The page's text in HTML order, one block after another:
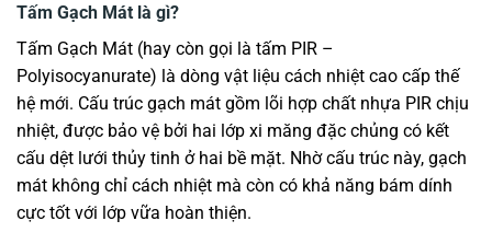
Tấm Gạch Mát là gì?
Tấm Gạch Mát (hay còn gọi là tấm PIR –
Polyisocyanurate) là dòng vật liệu cách nhiệt cao cấp thế
hệ mới. Cấu trúc gạch mát gồm lõi hợp chất nhựa PIR chịu
nhiệt, được bảo vệ bởi hai lớp xi măng đặc chủng có kết
cấu dệt lưới thủy tinh ở hai bề mặt. Nhờ cấu trúc này, gạch
mát không chỉ cách nhiệt mà còn có khả năng bám dính
cực tốt với lớp vữa hoàn thiện.